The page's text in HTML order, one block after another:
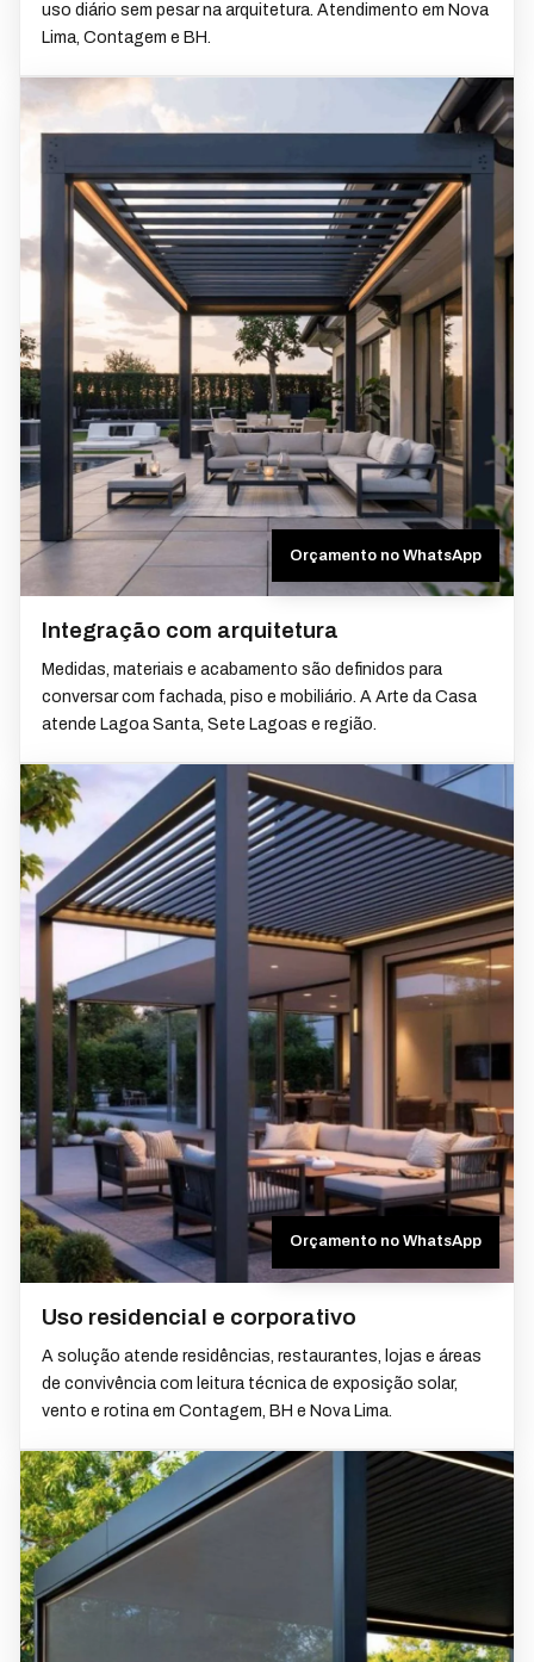
uso diário sem pesar na arquitetura. Atendimento em Nova
Lima, Contagem e BH.
Integração com arquitetura
Medidas, materiais e acabamento são definidos para
conversar com fachada, piso e mobiliário. A Arte da Casa
atende Lagoa Santa, Sete Lagoas e região.
Orçamento no WhatsApp
Uso residencial e corporativo
A solução atende residências, restaurantes, lojas e áreas
de convivência com leitura técnica de exposição solar,
vento e rotina em Contagem, BH e Nova Lima.
Orçamento no WhatsApp